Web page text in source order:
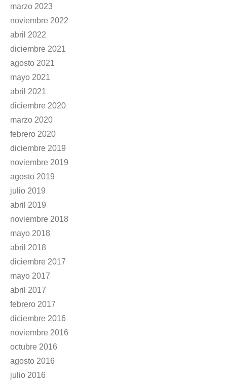
marzo 2023
noviembre 2022
abril 2022
diciembre 2021
agosto 2021
mayo 2021
abril 2021
diciembre 2020
marzo 2020
febrero 2020
diciembre 2019
noviembre 2019
agosto 2019
julio 2019
abril 2019
noviembre 2018
mayo 2018
abril 2018
diciembre 2017
mayo 2017
abril 2017
febrero 2017
diciembre 2016
noviembre 2016
octubre 2016
agosto 2016
julio 2016